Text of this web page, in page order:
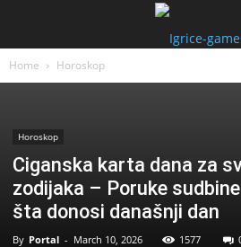
Home Horoskop
Horoskop
Ciganska karta dana za
zodijaka – Poruke
šta donosi današnji dan
By Portal - March 10, 2026 1577